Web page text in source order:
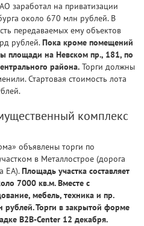
заработал на приватизации
около 670 млн рублей. В
передаваемых ему объектов
рублей.Пока кроме помещений
площади на Невском пр., 181, по
района. Торги должны
Стартовая стоимость лота
комплекс
объявлены торги по
в Металлострое (дорога
ЕА).Площадь участка составляет
7000 кв.м. Вместе с
мебель, техника и пр.
рублей. Торги в закрытой форме
B2B-Center 12 декабря.